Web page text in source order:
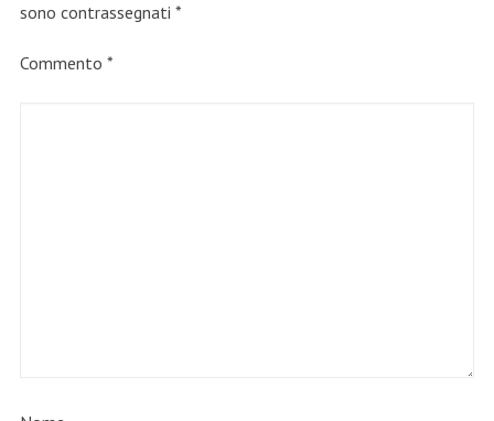
sono contrassegnati *
Commento *